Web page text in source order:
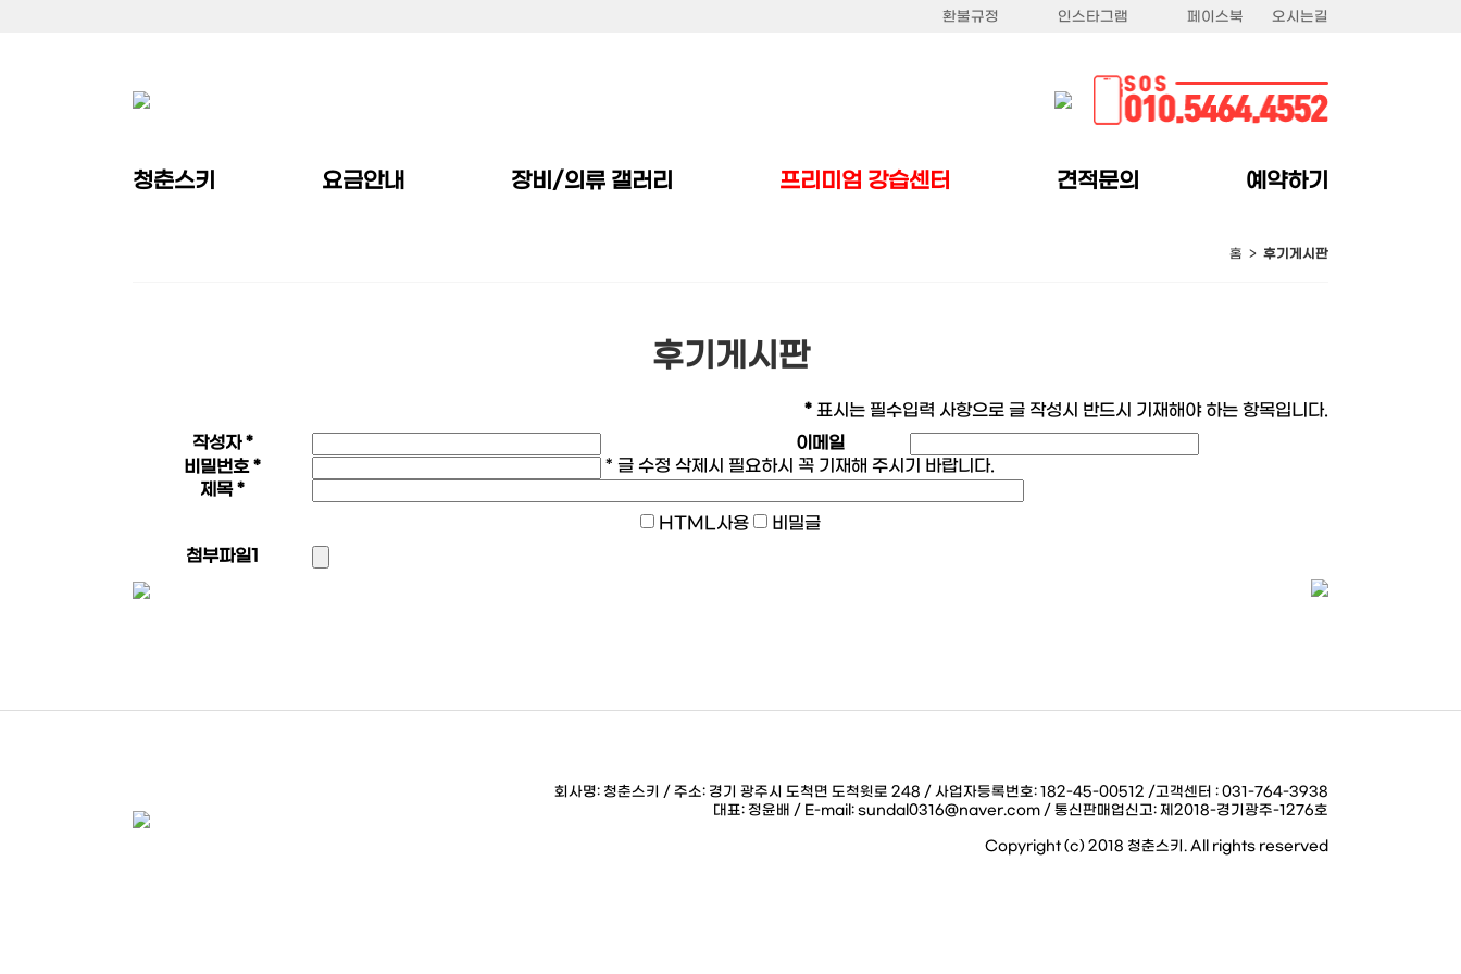
오시는길
페이스북
인스타그램
환불규정
청춘스키 요금안내 장비/의류 갤러리 프리미엄 강습센터 견적문의 예약하기
홈 > 후기게시판
후기게시판
* 표시는 필수입력 사항으로 글 작성시 반드시 기재해야 하는 항목입니다.
작성자 *
이메일
비밀번호 *
* 글 수정 삭제시 필요하시 꼭 기재해 주시기 바랍니다.
제목 *
HTML사용
비밀글
첨부파일1
회사명: 청춘스키 / 주소: 경기 광주시 도척면 도척윗로 248 / 사업자등록번호: 182-45-00512 /고객센터 : 031-764-3938
대표: 정윤배 / E-mail: sundal0316@naver.com / 통신판매업신고: 제2018-경기광주-1276호
Copyright (c) 2018 청춘스키. All rights reserved